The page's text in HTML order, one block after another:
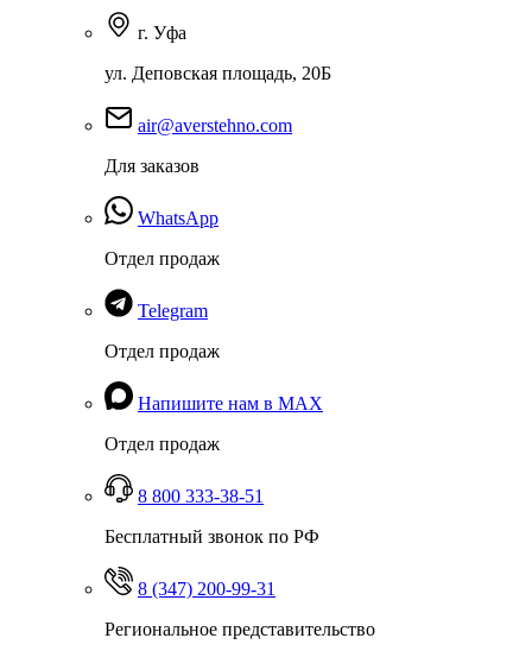
г. Уфа
ул. Деповская площадь, 20Б
air@averstehno.com
Для заказов
WhatsApp
Отдел продаж
Telegram
Отдел продаж
Напишите нам в MAX
Отдел продаж
8 800 333-38-51
Бесплатный звонок по РФ
8 (347) 200-99-31
Региональное представительство